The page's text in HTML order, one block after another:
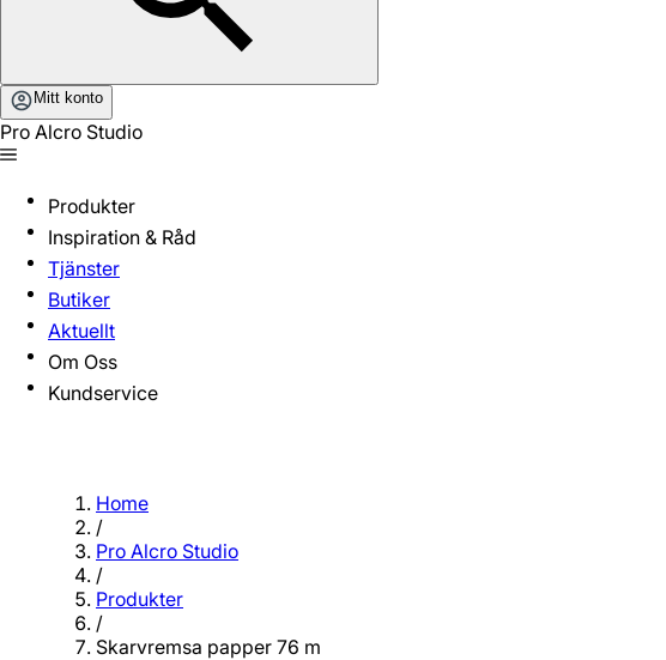
Mitt konto
Pro Alcro Studio
Produkter
Inspiration & Råd
Tjänster
Butiker
Aktuellt
Om Oss
Kundservice
Home
/
Pro Alcro Studio
/
Produkter
/
Skarvremsa papper 76 m